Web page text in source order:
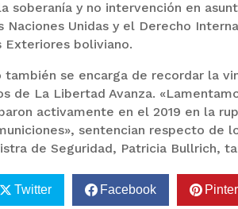
soberanía y no intervención en
Naciones Unidas y el Derecho
Exteriores boliviano.
también se encarga de recordar la
de La Libertad Avanza.
activamente en el 2019 en la
sentencian respecto de
de Seguridad, Patricia Bullrich,
Twitter Facebook